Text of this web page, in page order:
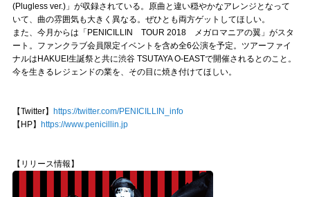
(Plugless ver.)」が収録されている。原曲と違い穏やかなアレンジとなって
いて、曲の雰囲気も大きく異なる。ぜひとも両方ゲットしてほしい。
また、今月からは「PENICILLIN TOUR 2018 メガロマニアの翼」がスタ
ート。ファンクラブ会員限定イベントを含め全6公演を予定。ツアーファイ
ナルはHAKUEI生誕祭と共に渋谷 TSUTAYA O-EASTで開催されるとのこと。
今を生きるレジェンドの業を、その目に焼き付けてほしい。
【Twitter】 https://twitter.com/PENICILLIN_info
【HP】 https://www.penicillin.jp
【リリース情報】